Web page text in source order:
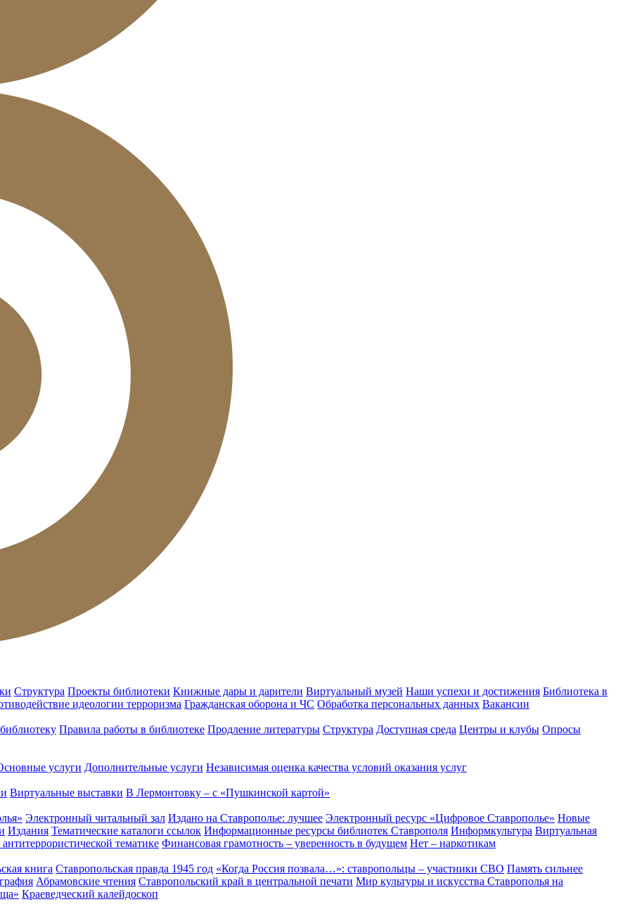
Структура Проекты библиотеки Книжные дары и дарители Виртуальный музей Наши успехи и достижения Библиотека в
идеологии терроризма Гражданская оборона и ЧС Обработка персональных данных Вакансии
Правила работы в библиотеке Продление литературы Структура Доступная среда Центры и клубы Опросы
услуги Дополнительные услуги Независимая оценка качества условий оказания услуг
Виртуальные выставки В Лермонтовку – с «Пушкинской картой»
Электронный читальный зал Издано на Ставрополье: лучшее Электронный ресурс «Цифровое Ставрополье» Новые
Издания Тематические каталоги ссылок Информационные ресурсы библиотек Ставрополя Информкультура Виртуальная
тематике Финансовая грамотность – уверенность в будущем Нет – наркотикам
книга Ставропольская правда 1945 год «Когда Россия позвала…»: ставропольцы – участники СВО Память сильнее
Абрамовские чтения Ставропольский край в центральной печати Мир культуры и искусства Ставрополья на
Краеведческий калейдоскоп